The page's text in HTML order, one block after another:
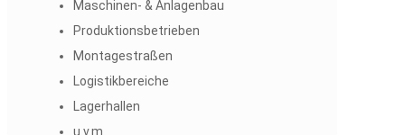
Maschinen- & Anlagenbau
Produktionsbetrieben
Montagestraßen
Logistikbereiche
Lagerhallen
u.v.m.